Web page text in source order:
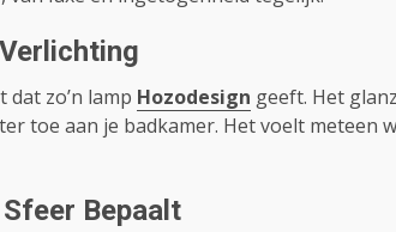
zo’n lamp Hozodesign geeft. Het
toe aan je badkamer. Het voelt meteen
Bepaalt